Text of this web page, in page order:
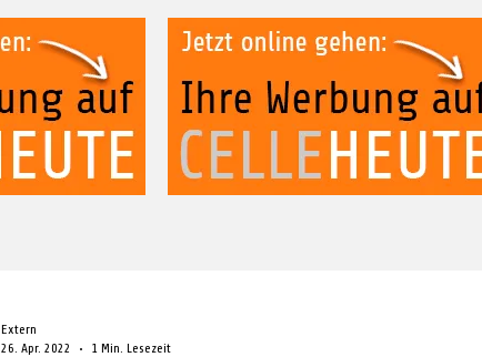
Extern
26. Apr. 2022
1 Min. Lesezeit